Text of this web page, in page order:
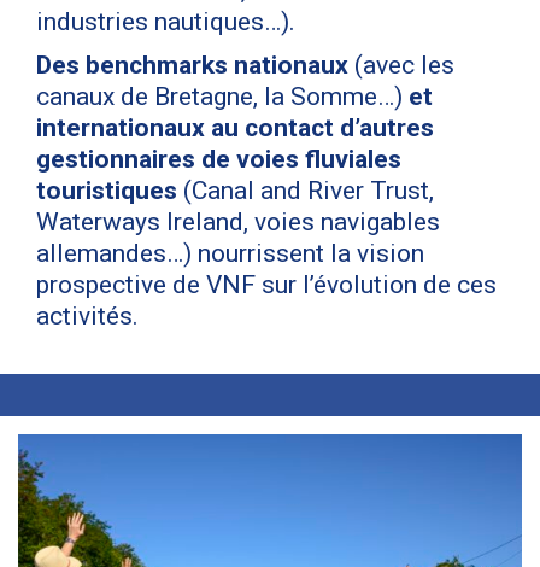
industries nautiques…).
Des benchmarks nationaux (avec les
canaux de Bretagne, la Somme…) et
internationaux au contact d’autres
gestionnaires de voies fluviales
touristiques (Canal and River Trust,
Waterways Ireland, voies navigables
allemandes…) nourrissent la vision
prospective de VNF sur l’évolution de ces
activités.